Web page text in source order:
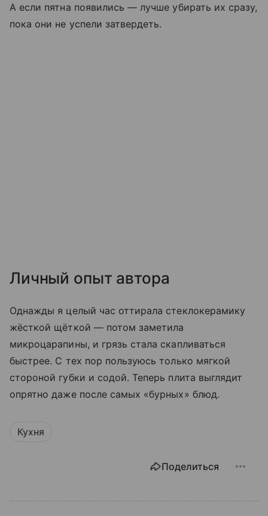
А если пятна появились — лучше убирать их сразу,
пока они не успели затвердеть.
Личный опыт автора
Однажды я целый час оттирала стеклокерамику
жёсткой щёткой — потом заметила
микроцарапины, и грязь стала скапливаться
быстрее. С тех пор пользуюсь только мягкой
стороной губки и содой. Теперь плита выглядит
опрятно даже после самых «бурных» блюд.
Кухня
Поделиться